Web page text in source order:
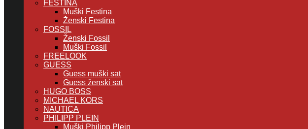
FESTINA
Muški Festina
Ženski Festina
FOSSIL
Ženski Fossil
Muški Fossil
FREELOOK
GUESS
Guess muški sat
Guess ženski sat
HUGO BOSS
MICHAEL KORS
NAUTICA
PHILIPP PLEIN
Muški Philipp Plein